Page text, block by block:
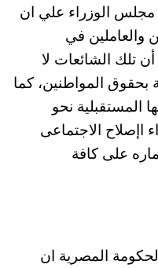
الوزراء علي ان
والعاملين في
تلك الشائعات لا
بحقوق المواطنين، كما
نحو
اإصلاح الاجتماعى
على كافة
المصرية ان